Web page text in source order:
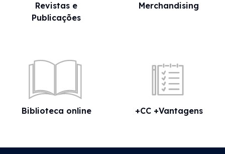
Revistas e
Publicações
Merchandising
Biblioteca online +CC +Vantagens